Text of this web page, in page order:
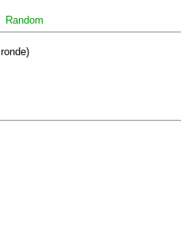
Random
ronde)